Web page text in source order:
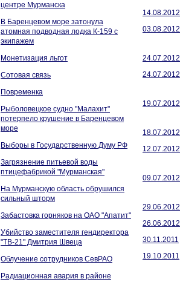
центре Мурманска
В Баренцевом море затонула
атомная подводная лодка К-159 с
экипажем
Монетизация льгот
Сотовая связь
Повременка
Рыболовецкое судно "Малахит"
потерпело крушение в Баренцевом
море
Выборы в Государственную Думу РФ
Загрязнение питьевой воды
птицефабрикой "Мурманская"
На Мурманскую область обрушился
сильный шторм
Забастовка горняков на ОАО "Апатит"
Убийство заместителя гендиректора
"ТВ-21" Дмитрия Швеца
Облучение сотрудников СевРАО
Радиационная авария в районе
14.08.2012
03.08.2012
24.07.2012
24.07.2012
19.07.2012
18.07.2012
12.07.2012
09.07.2012
29.06.2012
26.06.2012
30.11.2011
19.10.2011